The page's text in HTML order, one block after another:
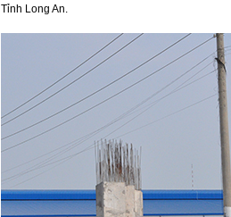
Tỉnh Long An.